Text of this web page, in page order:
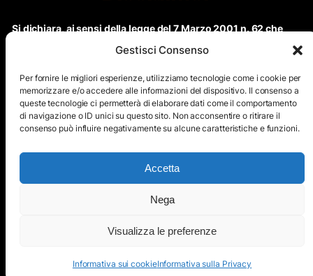
Gestisci Consenso
Per fornire le migliori esperienze, utilizziamo tecnologie come i cookie per
memorizzare e/o accedere alle informazioni del dispositivo. Il consenso a
queste tecnologie ci permetterà di elaborare dati come il comportamento
di navigazione o ID unici su questo sito. Non acconsentire o ritirare il
consenso può influire negativamente su alcune caratteristiche e funzioni.
Accetta
Nega
Visualizza le preferenze
Informativa sui cookieInformativa sulla Privacy
Si dichiara, ai sensi della legge del 7 Marzo 2001 n. 62 che
questo sito non rientra nella categoria di “Informazione
regolari. Le immagini dei collaboratori detentori del
Copyright © sono riproducibili solo dietro specifica
autorizzazione. Il contenuto del sito, comprensivo di testi e
immagini, eccetto dove espressamente specificato, è
protetto da Copyright © e non può essere riprodotto e
diffuso tramite nessun mezzo elettronico o cartaceo senza
esplicita autorizzazione scritta da parte dello staff di ”Il Mare
nel cuore”
Mappa del Sito